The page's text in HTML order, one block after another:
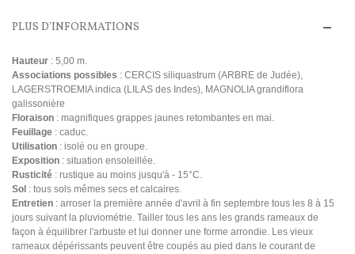
PLUS D'INFORMATIONS
Hauteur : 5,00 m.
Associations possibles : CERCIS siliquastrum (ARBRE de Judée),
LAGERSTROEMIA indica (LILAS des Indes), MAGNOLIA grandiflora
galissonière
Floraison : magnifiques grappes jaunes retombantes en mai.
Feuillage : caduc.
Utilisation : isolé ou en groupe.
Exposition : situation ensoleillée.
Rusticité : rustique au moins jusqu'à - 15°C.
Sol : tous sols mêmes secs et calcaires.
Entretien : arroser la première année d'avril à fin septembre tous les 8 à 15
jours suivant la pluviométrie. Tailler tous les ans les grands rameaux de
façon à équilibrer l'arbuste et lui donner une forme arrondie. Les vieux
rameaux dépérissants peuvent être coupés au pied dans le courant de